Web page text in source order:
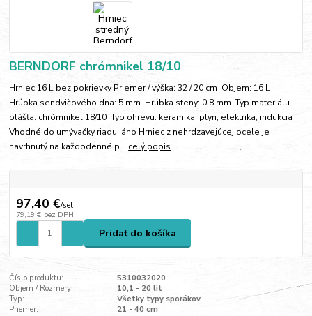
BERNDORF chrómnikel 18/10
Hrniec 16 L bez pokrievky Priemer / výška: 32 / 20 cm Objem: 16 L
Hrúbka sendvičového dna: 5 mm Hrúbka steny: 0,8 mm Typ materiálu
plášťa: chrómnikel 18/10 Typ ohrevu: keramika, plyn, elektrika, indukcia
Vhodné do umývačky riadu: áno Hrniec z nehrdzavejúcej ocele je
navrhnutý na každodenné p... celý popis
97,40 €/set
79,19 € bez DPH
Pridať do košíka
Číslo produktu:
5310032020
Objem / Rozmery:
10,1 - 20 lit
Typ:
Všetky typy sporákov
Priemer:
21 - 40 cm